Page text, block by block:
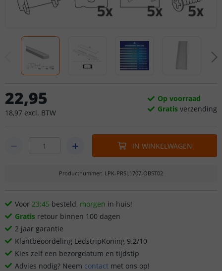
22,95
18,97 excl. BTW
Op voorraad
Gratis verzending
IN WINKELWAGEN
Productnummer: LPK-PRSL1707-OBST02
Voor 23:45 besteld, morgen in huis!
Gratis retour binnen 100 dagen
2 jaar garantie
Klantbeoordeling LedstripKoning 9.2/10
Kies zelf een bezorgdatum en tijdstip
Advies nodig? Neem contact met ons op!